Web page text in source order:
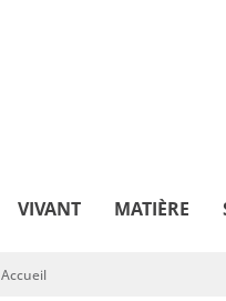
VIVANT MATIÈRE
Vous êtes ici
Accueil